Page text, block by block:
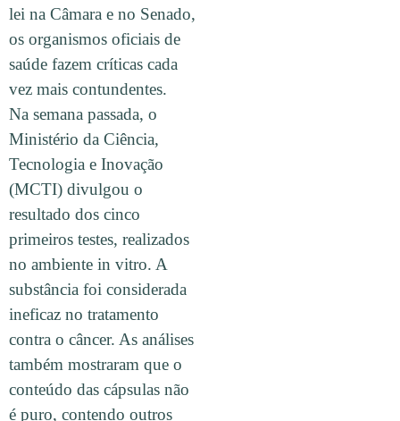
lei na Câmara e no Senado,
os organismos oficiais de
saúde fazem críticas cada
vez mais contundentes.
Na semana passada, o
Ministério da Ciência,
Tecnologia e Inovação
(MCTI) divulgou o
resultado dos cinco
primeiros testes, realizados
no ambiente in vitro. A
substância foi considerada
ineficaz no tratamento
contra o câncer. As análises
também mostraram que o
conteúdo das cápsulas não
é puro, contendo outros